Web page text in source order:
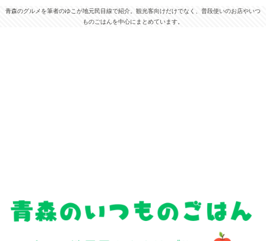
青森のグルメを筆者のゆこが地元民目線で紹介。観光客向けだけでなく、普段使いのお店やいつ
ものごはんを中心にまとめています。